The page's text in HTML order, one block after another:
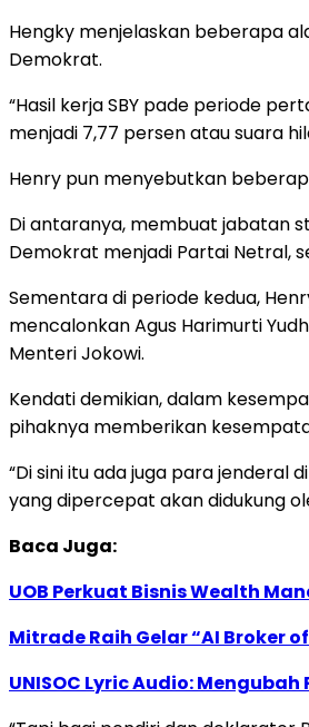
Hengky menjelaskan beberapa
Demokrat.
“Hasil kerja SBY pade periode
menjadi 7,77 persen atau suara
Henry pun menyebutkan
Di antaranya, membuat jabatan
Demokrat menjadi Partai Netral,
Sementara di periode kedua,
mencalonkan Agus Harimurti
Menteri Jokowi.
Kendati demikian, dalam
pihaknya memberikan
“Di sini itu ada juga para jenderal
yang dipercepat akan didukung
Baca Juga:
UOB Perkuat Bisnis Wealth
Mitrade Raih Gelar “AI Broker
UNISOC Lyric Audio: